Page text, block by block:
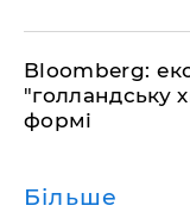
Bloomberg:
"голландську
формі
Більше